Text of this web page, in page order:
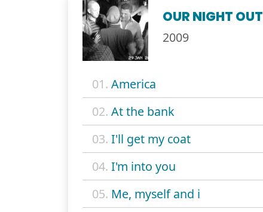
OUR NIGHT OUT
2009
01. America
02. At the bank
03. I'll get my coat
04. I'm into you
05. Me, myself and i